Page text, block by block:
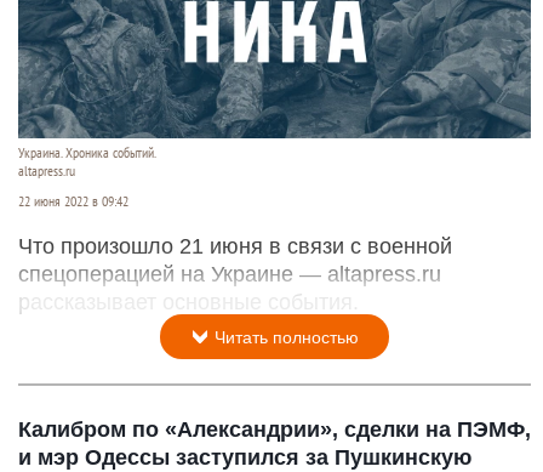
Украина. Хроника событий.
altapress.ru
22 июня 2022 в 09:42
Что произошло 21 июня в связи с военной
спецоперацией на Украине — altapress.ru
рассказывает основные события.
Читать полностью
Калибром по «Александрии», сделки на ПЭМФ,
и мэр Одессы заступился за Пушкинскую